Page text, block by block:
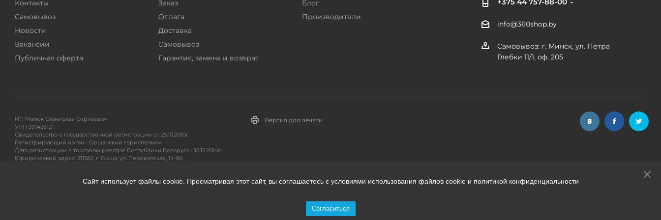
Контакты
Самовывоз
Новости
Вакансии
Публичная оферта
Заказ
Оплата
Доставка
Самовывоз
Гарантия, замена и возврат
Блог
Производители
+375 44 757-88-00
info@360shop.by
Самовывоз: г. Минск, ул. Петра
Глебки 11/1, оф. 205
ИП Матюк Станислав Сергеевич
УНП 391428121
Свидетельство о государственной регистрации от 25.10.2010г.
Регистрирующий орган - Оршанский горисполком
Дата регистрации в торговом реестре Республики Беларусь - 15.12.2014г.
Юридический адрес: 211382, г. Орша, ул. Перекопская, 14-90
Гарантийное и сервисное обслуживание, разрешение вопросов покупателей:
Версия для печати
Сайт использует файлы cookie. Просматривая этот сайт, вы соглашаетесь с условиями использования файлов cookie и политикой конфиденциальности
Согласиться